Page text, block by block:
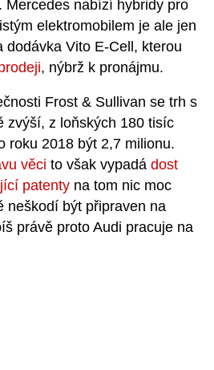
Mercedes nabízí hybridy pro
elektromobilem je ale jen
dodávka Vito E-Cell, kterou
, nýbrž k pronájmu.
Frost & Sullivan se trh s
zvýší, z loňských 180 tisíc
roku 2018 být 2,7 milionu.
věci to však vypadá dost
patenty na tom nic moc
neškodí být připraven na
právě proto Audi pracuje na